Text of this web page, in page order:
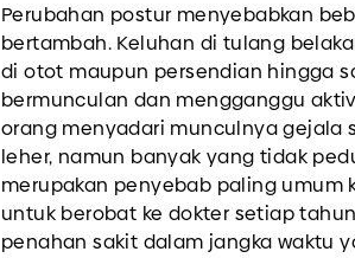
Perubahan postur menyebabkan
bertambah. Keluhan di tulang
di otot maupun persendian hingga
bermunculan dan mengganggu
orang menyadari munculnya gejala
leher, namun banyak yang tidak
merupakan penyebab paling umum
untuk berobat ke dokter setiap
penahan sakit dalam jangka waktu